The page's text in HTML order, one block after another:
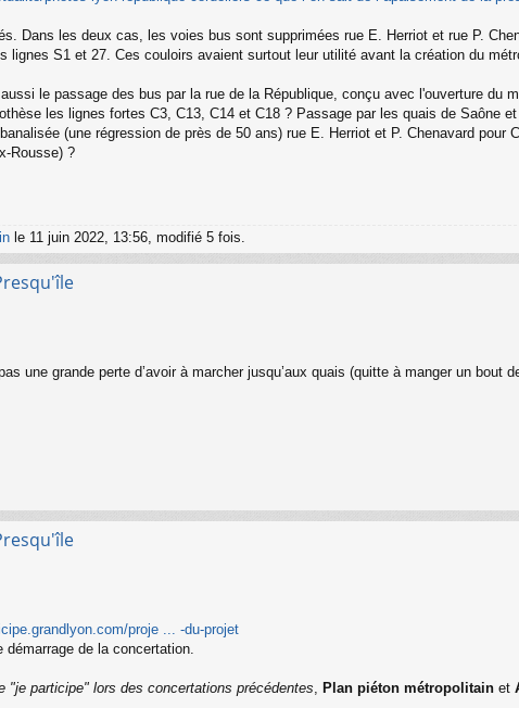
Dans les deux cas, les voies bus sont supprimées rue E. Herriot et rue P.
lignes S1 et 27. Ces couloirs avaient surtout leur utilité avant la création du
le passage des bus par la rue de la République, conçu avec l'ouverture du
les lignes fortes C3, C13, C14 et C18 ? Passage par les quais de Saône
(une régression de près de 50 ans) rue E. Herriot et P. Chenavard
Rousse) ?
le 11 juin 2022, 13:56, modifié 5 fois.
une grande perte d’avoir à marcher jusqu’aux quais (quitte à manger un
proje ... -du-projet
démarrage de la concertation.
"je participe" lors des concertations précédentes, Plan piéton métropolitain et